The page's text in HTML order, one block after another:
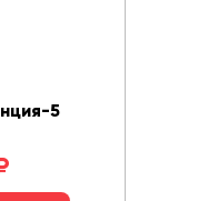
5